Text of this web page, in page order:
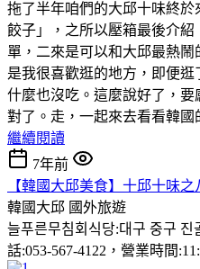
拖了半年咱們的大邱十味終
餃子」，之所以壓箱最後介
單，二來是可以和大邱最熱
是我很喜歡逛的地方，即便逛
什麼也沒吃。這麼說好了，
對了。走，一起來去看看韓國
繼續閱讀
7年前
【韓國大邱美食】十邱十味
韓國大邱 國外旅遊
늘푸른무침회식당:대구 중구 진
話:053-567-4122，營業時間